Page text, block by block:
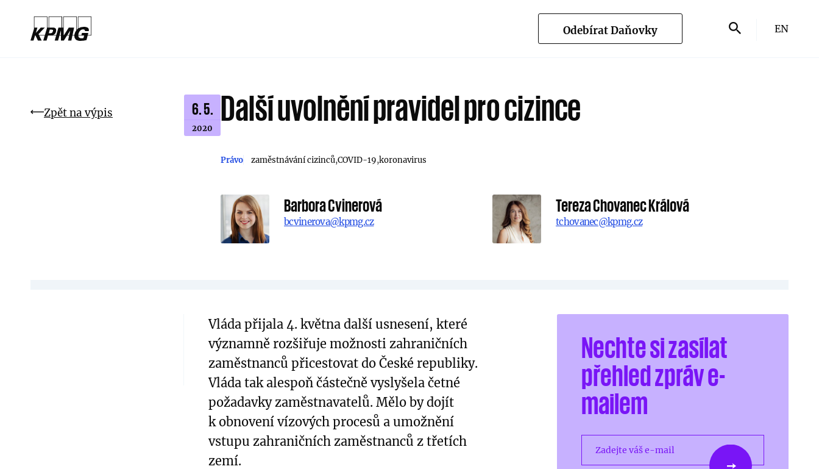
Odebírat Daňovky EN
Zpět na výpis 6. 5.
2020
Další uvolnění pravidel pro cizince
Právo zaměstnávání cizinců COVID-19 koronavirus
Barbora Cvinerová
bcvinerova@kpmg.cz
Tereza Chovanec Králová
tchovanec@kpmg.cz
Vláda přijala 4. května další usnesení, které
významně rozšiřuje možnosti zahraničních
zaměstnanců přicestovat do České republiky.
Vláda tak alespoň částečně vyslyšela četné
požadavky zaměstnavatelů. Mělo by dojít
k obnovení vízových procesů a umožnění
vstupu zahraničních zaměstnanců z třetích
zemí.
Nechte si zasílat
přehled zpráv e-
mailem
Zadejte váš e-mail